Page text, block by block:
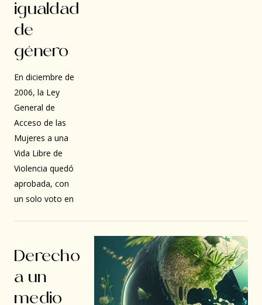
igualdad
de
género
En diciembre de
2006, la Ley
General de
Acceso de las
Mujeres a una
Vida Libre de
Violencia quedó
aprobada, con
un solo voto en
Derecho
a un
medio